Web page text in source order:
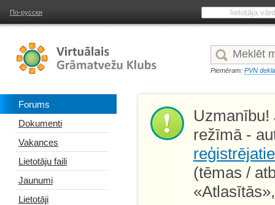
По-русски
Piemēram: PVN
Forums
Dokumenti
Vakances
Lietotāju faili
Jaunumi
Lietotāji
Uzmanību!
režīmā -
(tēmas /